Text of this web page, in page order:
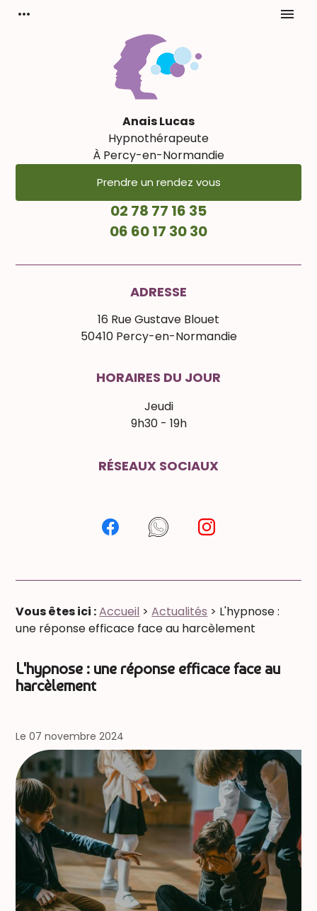
more_horiz menu
Anais Lucas
Hypnothérapeute
À Percy-en-Normandie
Prendre un rendez vous
02 78 77 16 35
06 60 17 30 30
ADRESSE
16 Rue Gustave Blouet
50410 Percy-en-Normandie
HORAIRES DU JOUR
Jeudi
9h30 - 19h
RÉSEAUX SOCIAUX
Vous êtes ici :Accueil >Actualités > L'hypnose :
une réponse efficace face au harcèlement
L'hypnose : une réponse efficace face au
harcèlement
Le 07 novembre 2024